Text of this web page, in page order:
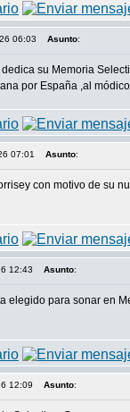
06:03 Asunto:
su Memoria
por España ,al
07:01 Asunto:
con motivo de su
12:43 Asunto:
elegido para sonar en
12:09 Asunto: